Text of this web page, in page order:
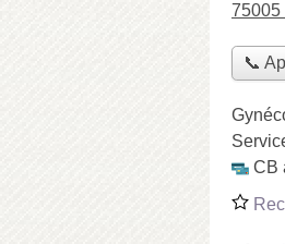
75005
📞
CB